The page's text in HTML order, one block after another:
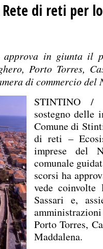
di reti per
approva in giunta il
Porto Torres,
di
STINTINO /
sostegno delle
Comune di
di reti –
imprese del
comunale
scorsi ha
vede
Sassari e,
Porto Torres,
Maddalena.